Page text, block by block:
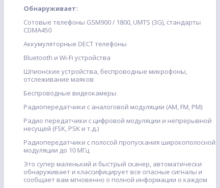
Обнаруживает:
Сотовые телефоны GSM900 / 1800, UMTS (3G), стандарты
CDMA450
Аккумуляторные DECT телефоны
Bluetooth и Wi-Fi устройства
Шпионские устройства, беспроводные микрофоны,
отслеживание маяков
Беспроводные видеокамеры
Радиопередатчики с аналоговой модуляции (AM, FM, PM)
Радио передатчики с цифровой модуляции и непрерывной
несущей (FSK, PSK и т.д.)
Радиопередатчики с полосой пропускания широкополосной
модуляции до 10 МГц
Это супер маленький и быстрый сканер, автоматически
обнаруживает и классифицирует все опасные сигналы и
сообщает вам мгновенно о полной информации о каждом